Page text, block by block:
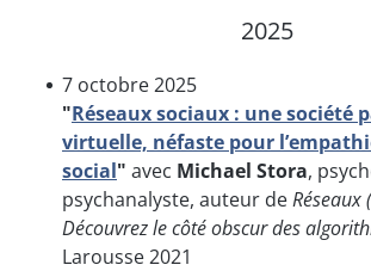
2025
7 octobre 2025
"Réseaux sociaux : une société
virtuelle, néfaste pour
social" avec Michael Stora,
psychanalyste, auteur deRéseaux
Découvrez le côté obscur des
Larousse 2021